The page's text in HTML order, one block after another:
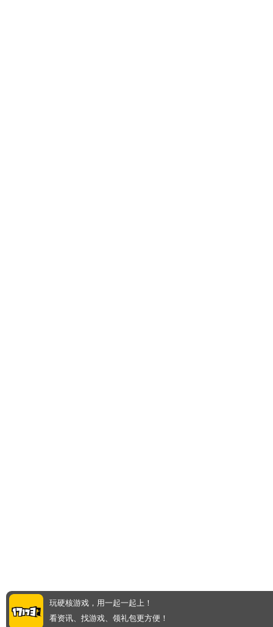
玩硬核游戏，用一起一起上！
看资讯、找游戏、领礼包更方便！